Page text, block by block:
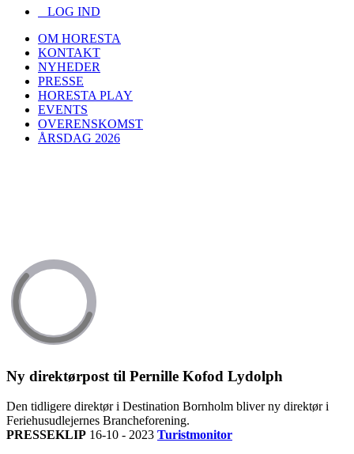
LOG IND
OM HORESTA
KONTAKT
NYHEDER
PRESSE
HORESTA PLAY
EVENTS
OVERENSKOMST
ÅRSDAG 2026
Ny direktørpost til Pernille Kofod Lydolph
Den tidligere direktør i Destination Bornholm bliver ny direktør i
Feriehusudlejernes Brancheforening.
PRESSEKLIP 16-10 - 2023 Turistmonitor